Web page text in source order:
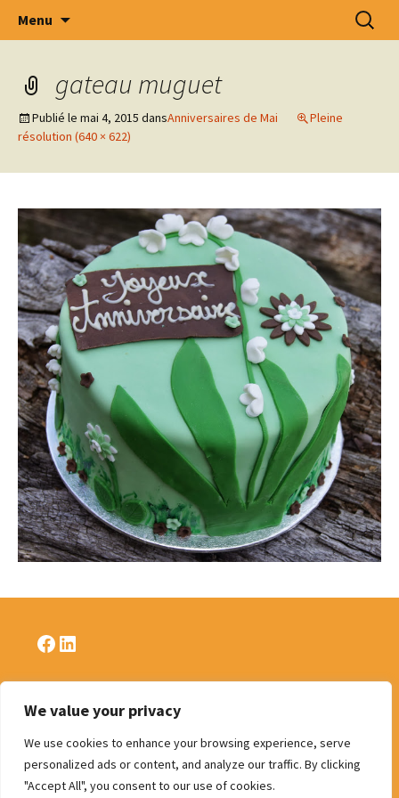
We value your privacy
We use cookies to enhance your browsing experience, serve
personalized ads or content, and analyze our traffic. By clicking
"Accept All", you consent to our use of cookies.
Intercommunale d' Oeuvres Médico –
Sociales des Arrondissements de Tournai –
Ath – Mouscron et Cantons Limitrophes
.S.C.R.L.
Menu
gateau muguet
Publié le mai 4, 2015 dansAnniversaires de Mai
Pleine
résolution (640 × 622)
Facebook
LinkedIn